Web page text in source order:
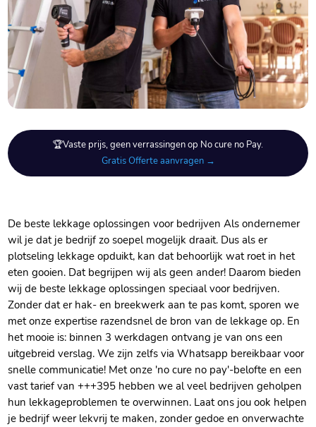
🏆Vaste prijs, geen verrassingen op No cure no Pay.
Gratis Offerte aanvragen →
De beste lekkage oplossingen voor bedrijven Als ondernemer
wil je dat je bedrijf zo soepel mogelijk draait.​ Dus als er
plotseling lekkage opduikt, kan dat behoorlijk wat roet in het
eten gooien.​ Dat begrijpen wij als geen ander! Daarom bieden
wij de beste lekkage oplossingen speciaal voor bedrijven.​
Zonder dat er hak- en breekwerk aan te pas komt, sporen we
met onze expertise razendsnel de bron van de lekkage op.​ En
het mooie is: binnen 3 werkdagen ontvang je van ons een
uitgebreid verslag.​ We zijn zelfs via Whatsapp bereikbaar voor
snelle communicatie! Met onze 'no cure no pay'-belofte en een
vast tarief van +++395 hebben we al veel bedrijven geholpen
hun lekkageproblemen te overwinnen.​ Laat ons jou ook helpen
je bedrijf weer lekvrij te maken, zonder gedoe en onverwachte